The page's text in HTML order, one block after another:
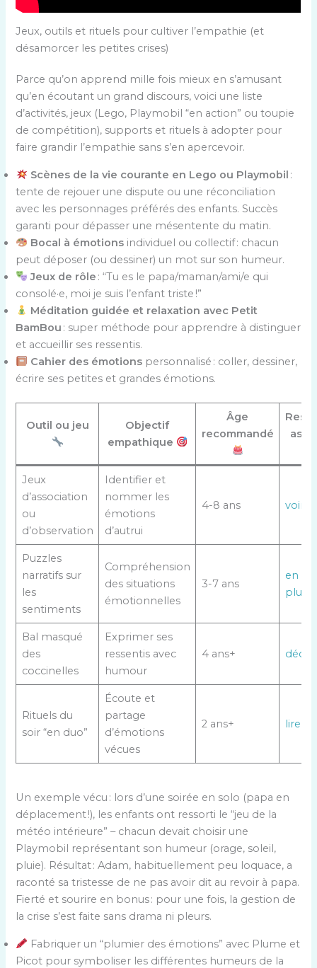
Jeux, outils et rituels pour cultiver l’empathie (et
désamorcer les petites crises)
Parce qu’on apprend mille fois mieux en s’amusant
qu’en écoutant un grand discours, voici une liste
d’activités, jeux (Lego, Playmobil “en action” ou toupie
de compétition), supports et rituels à adopter pour
faire grandir l’empathie sans s’en apercevoir.
Scènes de la vie courante en Lego ou Playmobil :
tente de rejouer une dispute ou une réconciliation
avec les personnages préférés des enfants. Succès
garanti pour dépasser une mésentente du matin.
Bocal à émotions individuel ou collectif : chacun
peut déposer (ou dessiner) un mot sur son humeur.
Jeux de rôle : “Tu es le papa/maman/ami/e qui
consolé·e, moi je suis l’enfant triste !”
Méditation guidée et relaxation avec Petit
BamBou : super méthode pour apprendre à distinguer
et accueillir ses ressentis.
Cahier des émotions personnalisé : coller, dessiner,
écrire ses petites et grandes émotions.
Outil ou jeu
Objectif
empathique
Âge
recommandé
Jeux
d’association
ou
d’observation
Identifier et
nommer les
émotions
d’autrui
4-8 ans voir
Puzzles
narratifs sur
les
sentiments
Compréhension
des situations
émotionnelles
3-7 ans
en
plus
Bal masqué
des
coccinelles
Exprimer ses
ressentis avec
humour
4 ans+
Rituels du
soir “en duo”
Écoute et
partage
d’émotions
vécues
2 ans+ lire ici
Un exemple vécu : lors d’une soirée en solo (papa en
déplacement !), les enfants ont ressorti le “jeu de la
météo intérieure” – chacun devait choisir une
Playmobil représentant son humeur (orage, soleil,
pluie). Résultat : Adam, habituellement peu loquace, a
raconté sa tristesse de ne pas avoir dit au revoir à papa.
Fierté et sourire en bonus : pour une fois, la gestion de
la crise s’est faite sans drama ni pleurs.
Fabriquer un “plumier des émotions” avec Plume et
Picot pour symboliser les différentes humeurs de la